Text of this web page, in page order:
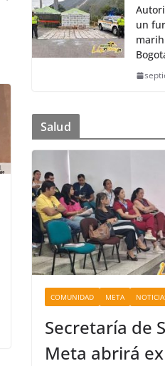
un
Salud
COMUNIDAD META
Secretaría de
Meta abrirá